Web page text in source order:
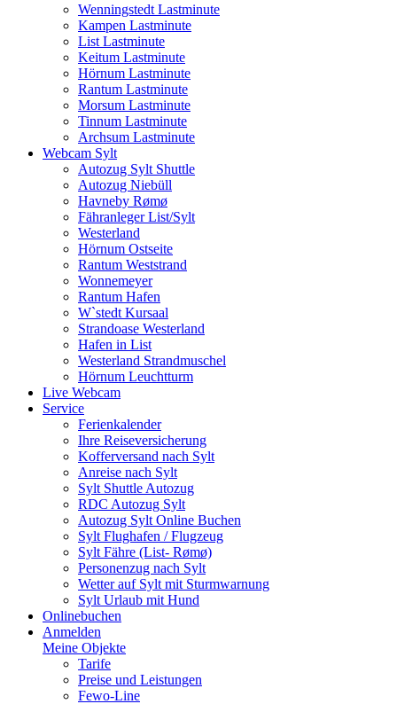
Wenningstedt Lastminute
Kampen Lastminute
List Lastminute
Keitum Lastminute
Hörnum Lastminute
Rantum Lastminute
Morsum Lastminute
Tinnum Lastminute
Archsum Lastminute
Webcam Sylt
Autozug Sylt Shuttle
Autozug Niebüll
Havneby Rømø
Fähranleger List/Sylt
Westerland
Hörnum Ostseite
Rantum Weststrand
Wonnemeyer
Rantum Hafen
W`stedt Kursaal
Strandoase Westerland
Hafen in List
Westerland Strandmuschel
Hörnum Leuchtturm
Live Webcam
Service
Ferienkalender
Ihre Reiseversicherung
Kofferversand nach Sylt
Anreise nach Sylt
Sylt Shuttle Autozug
RDC Autozug Sylt
Autozug Sylt Online Buchen
Sylt Flughafen / Flugzeug
Sylt Fähre (List- Rømø)
Personenzug nach Sylt
Wetter auf Sylt mit Sturmwarnung
Sylt Urlaub mit Hund
Onlinebuchen
Anmelden
Meine Objekte
Tarife
Preise und Leistungen
Fewo-Line